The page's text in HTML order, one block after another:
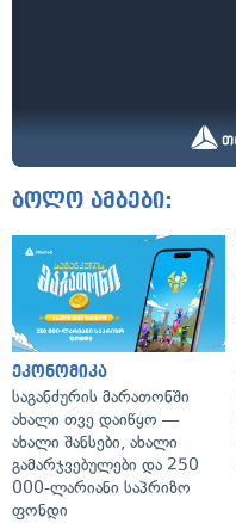
ბოლო ამბები:
ეკონომიკა
საგანძურის მარათონში
ახალი თვე დაიწყო —
ახალი შანსები, ახალი
გამარჯვებულები და 250
000-ლარიანი საპრიზო
ფონდი